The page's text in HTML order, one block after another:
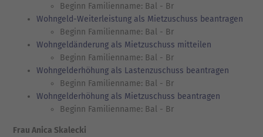
Beginn Familienname: Bal - Br
Wohngeld-Weiterleistung als Mietzuschuss beantragen
Beginn Familienname: Bal - Br
Wohngeldänderung als Mietzuschuss mitteilen
Beginn Familienname: Bal - Br
Wohngelderhöhung als Lastenzuschuss beantragen
Beginn Familienname: Bal - Br
Wohngelderhöhung als Mietzuschuss beantragen
Beginn Familienname: Bal - Br
Frau Anica Skalecki